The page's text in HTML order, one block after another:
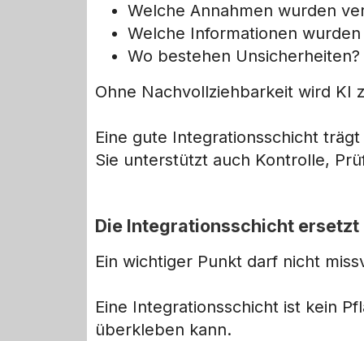
Welche Annahmen wurden
Welche Informationen
Wo bestehen Unsicherheiten?
Ohne Nachvollziehbarkeit wird KI
Eine gute Integrationsschicht
Sie unterstützt auch Kontrolle,
Die Integrationsschicht ersetzt
Ein wichtiger Punkt darf nicht
Eine Integrationsschicht ist kein
überkleben kann.